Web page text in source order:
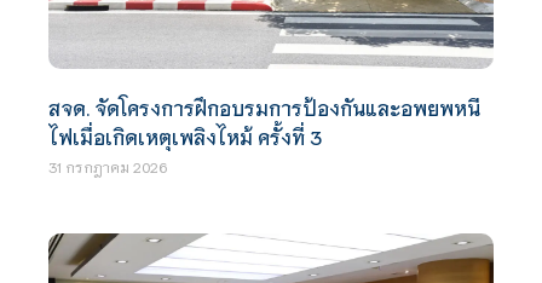
สจด. จัดโครงการฝึกอบรมการป้องกันและอพยพหนี
ไฟเมื่อเกิดเหตุเพลิงไหม้ ครั้งที่ 3
31 กรกฎาคม 2026